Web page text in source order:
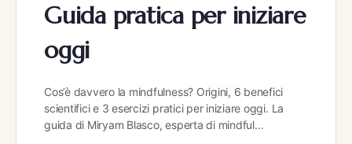
Guida pratica per iniziare
oggi
Cos’è davvero la mindfulness? Origini, 6 benefici
scientifici e 3 esercizi pratici per iniziare oggi. La
guida di Miryam Blasco, esperta di mindful…